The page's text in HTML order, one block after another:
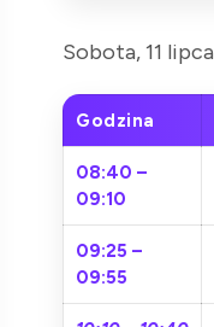
Sobota, 11 lipca
Godzina
08:40 –
09:10
09:25 –
09:55